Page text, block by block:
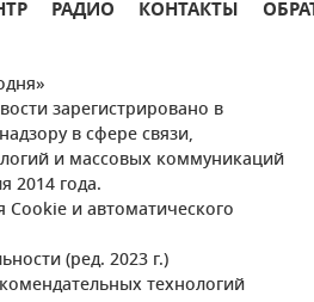
РАДИО КОНТАКТЫ
зарегистрировано в
в сфере связи,
и массовых коммуникаций
2014 года.
и автоматического
(ред. 2023 г.)
технологий